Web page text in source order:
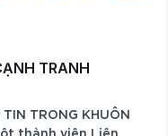
MỜI CHÀO GIÁ
ty TNHH MTV Liên
trường BIWASE trân